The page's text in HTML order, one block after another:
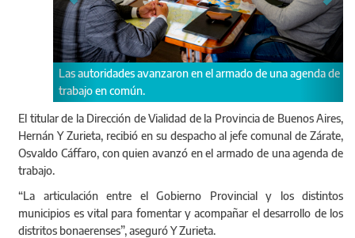
avanzaron en el armado de una agenda de
Analizaron el buen ritmo al
El titular de la Dirección de Vialidad de la Provincia de Buenos Aires,
Hernán Y Zurieta, recibió en su despacho al jefe comunal de Zárate,
Osvaldo Cáffaro, con quien avanzó en el armado de una agenda de
trabajo.
“La articulación entre el Gobierno Provincial y los distintos
municipios es vital para fomentar y acompañar el desarrollo de los
distritos bonaerenses”, aseguró Y Zurieta.